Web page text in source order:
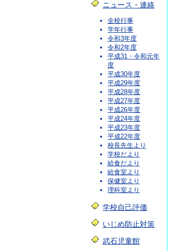
ニュース・連絡
全校行事
学年行事
令和3年度
令和2年度
平成31・令和元年
度
平成30年度
平成29年度
平成28年度
平成27年度
平成26年度
平成24年度
平成23年度
平成22年度
校長先生より
学校だより
給食だより
給食室より
保健室より
理科室より
学校自己評価
いじめ防止対策
武石児童館